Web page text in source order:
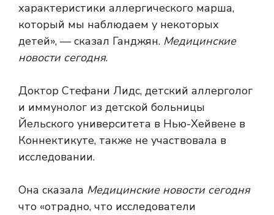
характеристики аллергического марша,
который мы наблюдаем у некоторых
детей», — сказал Ганджян. Медицинские
новости сегодня.
Доктор Стефани Лидс, детский аллерголог
и иммунолог из детской больницы
Йельского университета в Нью-Хейвене в
Коннектикуте, также не участвовала в
исследовании.
Она сказала Медицинские новости сегодня
что «отрадно, что исследователи